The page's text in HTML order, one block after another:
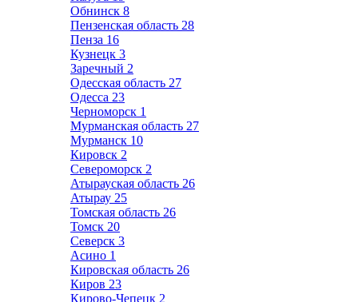
Обнинск 8
Пензенская область 28
Пенза 16
Кузнецк 3
Заречный 2
Одесская область 27
Одесса 23
Черноморск 1
Мурманская область 27
Мурманск 10
Кировск 2
Североморск 2
Атырауская область 26
Атырау 25
Томская область 26
Томск 20
Северск 3
Асино 1
Кировская область 26
Киров 23
Кирово-Чепецк 2